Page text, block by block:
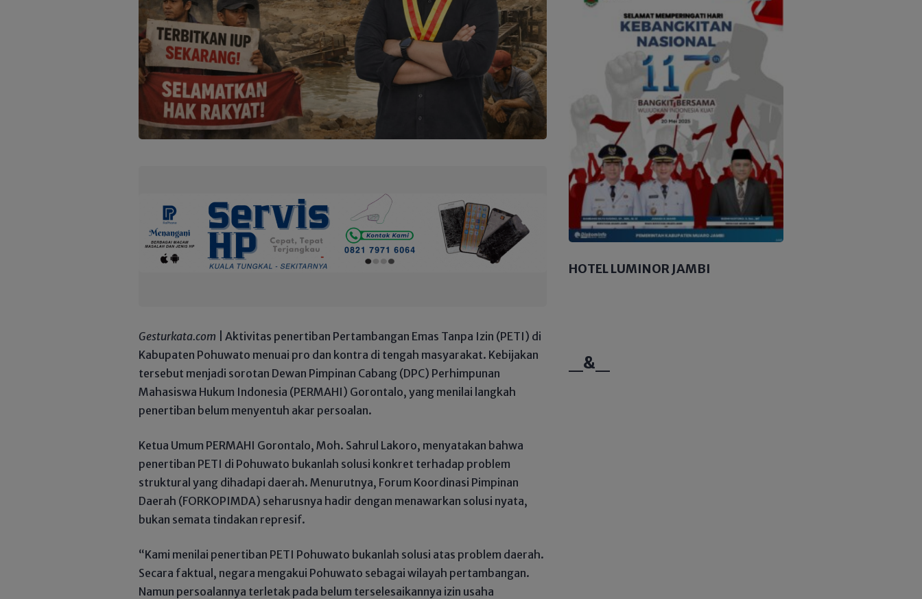
Gesturkata.com | Aktivitas penertiban Pertambangan Emas Tanpa Izin (PETI) di
Kabupaten Pohuwato menuai pro dan kontra di tengah masyarakat. Kebijakan
tersebut menjadi sorotan Dewan Pimpinan Cabang (DPC) Perhimpunan
Mahasiswa Hukum Indonesia (PERMAHI) Gorontalo, yang menilai langkah
penertiban belum menyentuh akar persoalan.
Ketua Umum PERMAHI Gorontalo, Moh. Sahrul Lakoro, menyatakan bahwa
penertiban PETI di Pohuwato bukanlah solusi konkret terhadap problem
struktural yang dihadapi daerah. Menurutnya, Forum Koordinasi Pimpinan
Daerah (FORKOPIMDA) seharusnya hadir dengan menawarkan solusi nyata,
bukan semata tindakan represif.
“Kami menilai penertiban PETI Pohuwato bukanlah solusi atas problem daerah.
Secara faktual, negara mengakui Pohuwato sebagai wilayah pertambangan.
Namun persoalannya terletak pada belum terselesaikannya izin usaha
HOTEL LUMINOR JAMBI
_&_